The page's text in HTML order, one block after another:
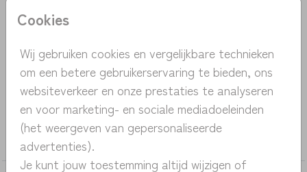
Cookies
Wij gebruiken cookies en vergelijkbare technieken
om een betere gebruikerservaring te bieden, ons
websiteverkeer en onze prestaties te analyseren
en voor marketing- en sociale mediadoeleinden
(het weergeven van gepersonaliseerde
advertenties).
Je kunt jouw toestemming altijd wijzigen of
Productinformatie
OMSCHRIJVING
geboortekaartje krans bloemen roze
COLLECTIE
meisje